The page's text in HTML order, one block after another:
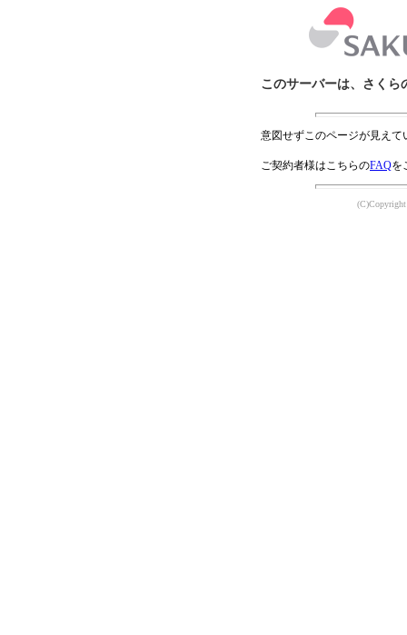
このサーバーは、さくら
意図せずこのページが見え
ご契約者様はこちらのFAQを